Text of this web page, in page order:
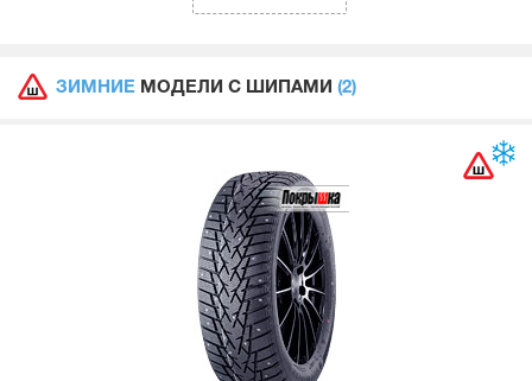
ЗИМНИЕ МОДЕЛИ С ШИПАМИ (2)